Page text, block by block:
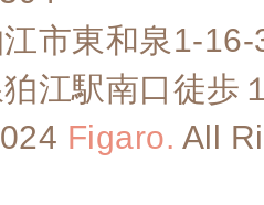
市東和泉1-16-
江駅南口徒歩
Figaro. All